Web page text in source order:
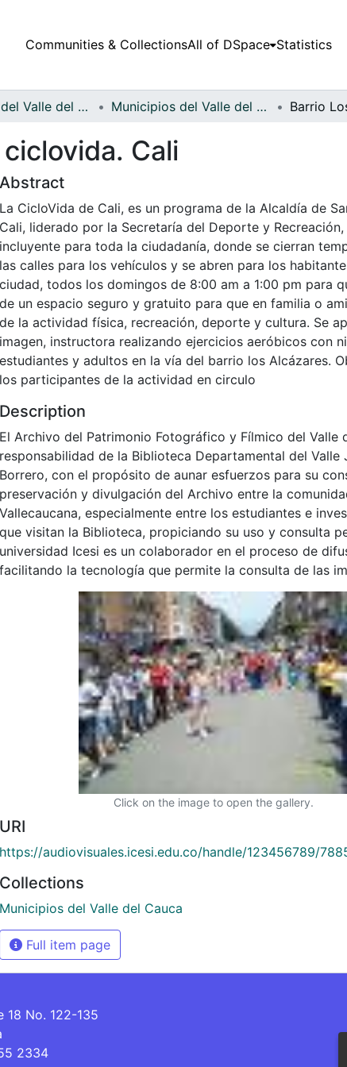
Communities & CollectionsAll of DSpace Statistics
Municipios del Valle del Cauca Municipios del Valle del Cauca
Cali
Abstract
La CicloVida de Cali, es un programa de la Alcaldía de
Cali, liderado por la Secretaría del Deporte y
incluyente para toda la ciudadanía, donde se cierran
las calles para los vehículos y se abren para los
ciudad, todos los domingos de 8:00 am a 1:00 pm para
de un espacio seguro y gratuito para que en familia o
de la actividad física, recreación, deporte y cultura. Se
imagen, instructora realizando ejercicios aeróbicos con
estudiantes y adultos en la vía del barrio los Alcázares.
los participantes de la actividad en circulo
Description
El Archivo del Patrimonio Fotográfico y Fílmico del Valle
responsabilidad de la Biblioteca Departamental del Valle
Borrero, con el propósito de aunar esfuerzos para su
preservación y divulgación del Archivo entre la
Vallecaucana, especialmente entre los estudiantes e
que visitan la Biblioteca, propiciando su uso y consulta
universidad Icesi es un colaborador en el proceso de
facilitando la tecnología que permite la consulta de las
Click on the image to open the gallery.
URI
https://audiovisuales.icesi.edu.co/handle/123456789/
Collections
Municipios del Valle del Cauca
Full item page
18 No. 122-135
2334